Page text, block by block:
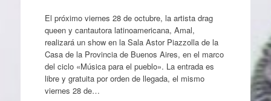
El próximo viernes 28 de octubre, la artista drag
queen y cantautora latinoamericana, Amal,
realizará un show en la Sala Astor Piazzolla de la
Casa de la Provincia de Buenos Aires, en el marco
del ciclo «Música para el pueblo». La entrada es
libre y gratuita por orden de llegada, el mismo
viernes 28 de…